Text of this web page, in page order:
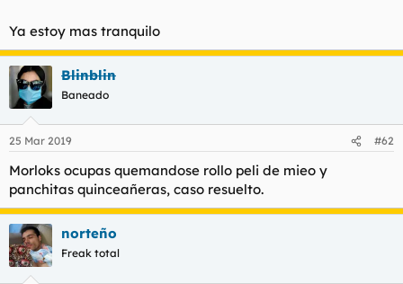
Ya estoy mas tranquilo
Blinblin
Baneado
25 Mar 2019 #62
Morloks ocupas quemandose rollo peli de mieo y
panchitas quinceañeras, caso resuelto.
norteño
Freak total